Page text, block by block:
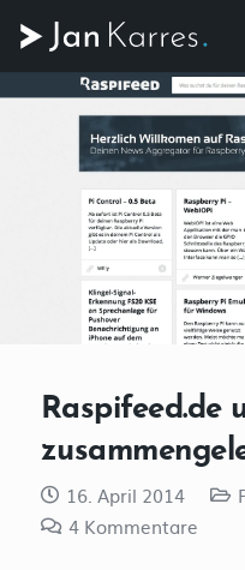
Raspifeed.de
16. April 2014
4 Kommentare